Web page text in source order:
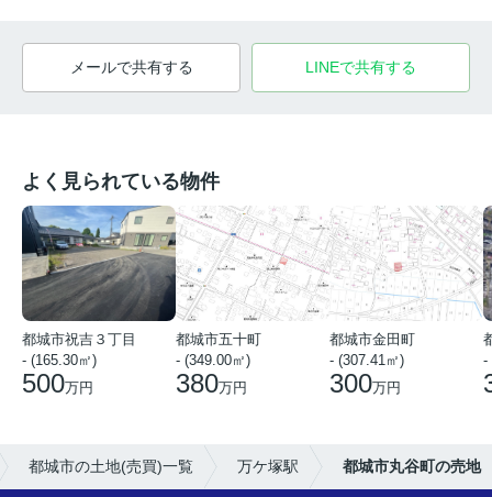
メールで共有する LINEで共有する
よく見られている物件
都城市祝吉３丁目
- (165.30㎡)
500万円
都城市五十町
- (349.00㎡)
380万円
都城市金田町
- (307.41㎡)
300万円
-
都城市の土地(売買)一覧 万ケ塚駅 都城市丸谷町の売地